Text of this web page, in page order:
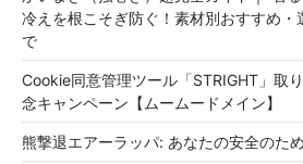
冷えを根こそぎ防ぐ！素材別おすすめ・
で
Cookie同意管理ツール「STRIGHT」取
念キャンペーン【ムームードメイン】
熊撃退エアーラッパ: あなたの安全のた